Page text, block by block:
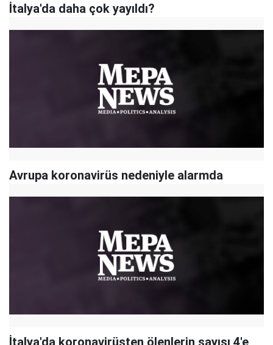
İtalya'da daha çok yayıldı?
Avrupa koronavirüs nedeniyle alarmda
İtalya'da koronavirüsten ölenlerin sayısı 4'e